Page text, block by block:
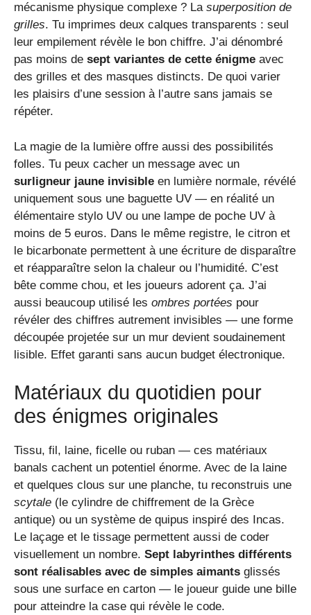
mécanisme physique complexe ? La superposition de
grilles. Tu imprimes deux calques transparents : seul
leur empilement révèle le bon chiffre. J’ai dénombré
pas moins de sept variantes de cette énigme avec
des grilles et des masques distincts. De quoi varier
les plaisirs d’une session à l’autre sans jamais se
répéter.
La magie de la lumière offre aussi des possibilités
folles. Tu peux cacher un message avec un
surligneur jaune invisible en lumière normale, révélé
uniquement sous une baguette UV — en réalité un
élémentaire stylo UV ou une lampe de poche UV à
moins de 5 euros. Dans le même registre, le citron et
le bicarbonate permettent à une écriture de disparaître
et réapparaître selon la chaleur ou l’humidité. C’est
bête comme chou, et les joueurs adorent ça. J’ai
aussi beaucoup utilisé les ombres portées pour
révéler des chiffres autrement invisibles — une forme
découpée projetée sur un mur devient soudainement
lisible. Effet garanti sans aucun budget électronique.
Matériaux du quotidien pour
des énigmes originales
Tissu, fil, laine, ficelle ou ruban — ces matériaux
banals cachent un potentiel énorme. Avec de la laine
et quelques clous sur une planche, tu reconstruis une
scytale (le cylindre de chiffrement de la Grèce
antique) ou un système de quipus inspiré des Incas.
Le laçage et le tissage permettent aussi de coder
visuellement un nombre. Sept labyrinthes différents
sont réalisables avec de simples aimants glissés
sous une surface en carton — le joueur guide une bille
pour atteindre la case qui révèle le code.